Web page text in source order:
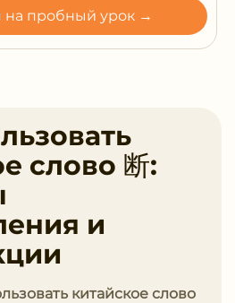
на пробный урок →
слово 断:
и
китайское слово